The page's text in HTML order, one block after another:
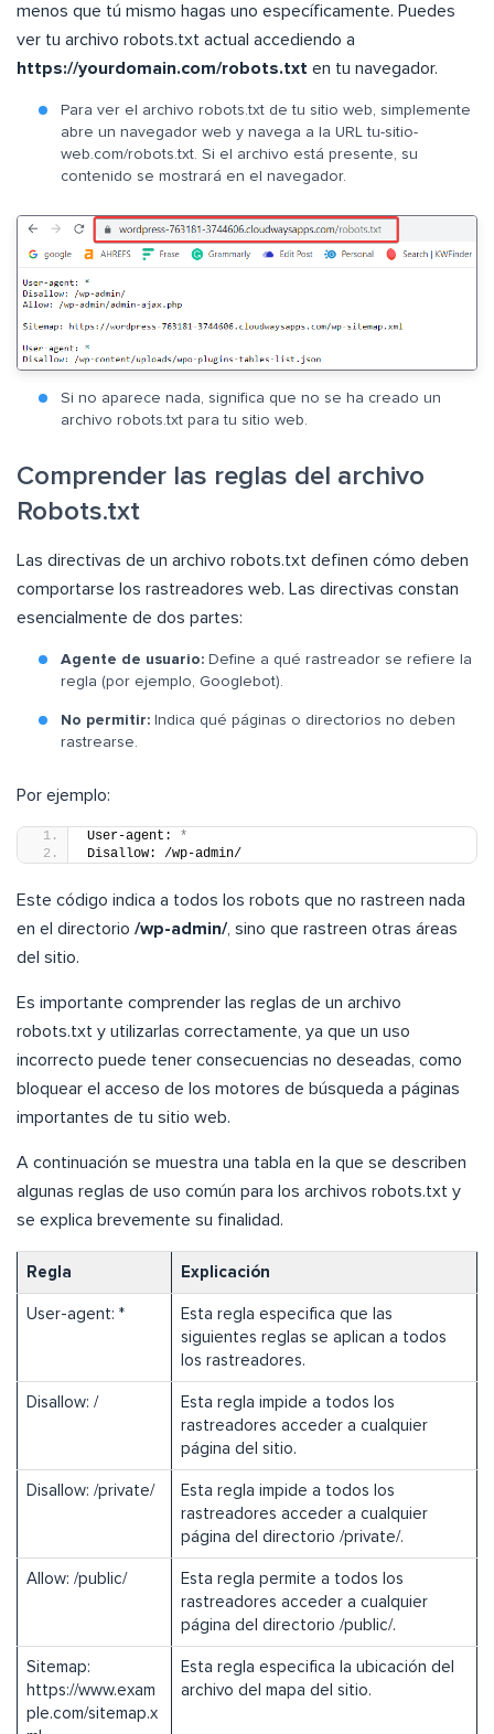
menos que tú mismo hagas uno específicamente. Puedes
ver tu archivo robots.txt actual accediendo a
https://yourdomain.com/robots.txt en tu navegador.
Para ver el archivo robots.txt de tu sitio web, simplemente
abre un navegador web y navega a la URL tu-sitio-
web.com/robots.txt. Si el archivo está presente, su
contenido se mostrará en el navegador.
Si no aparece nada, significa que no se ha creado un
archivo robots.txt para tu sitio web.
Comprender las reglas del archivo
Robots.txt
Las directivas de un archivo robots.txt definen cómo deben
comportarse los rastreadores web. Las directivas constan
esencialmente de dos partes:
Agente de usuario: Define a qué rastreador se refiere la
regla (por ejemplo, Googlebot).
No permitir: Indica qué páginas o directorios no deben
rastrearse.
Por ejemplo:
User-agent: *
Disallow: /wp-admin/
Este código indica a todos los robots que no rastreen nada
en el directorio /wp-admin/ , sino que rastreen otras áreas
del sitio.
Es importante comprender las reglas de un archivo
robots.txt y utilizarlas correctamente, ya que un uso
incorrecto puede tener consecuencias no deseadas, como
bloquear el acceso de los motores de búsqueda a páginas
importantes de tu sitio web.
A continuación se muestra una tabla en la que se describen
algunas reglas de uso común para los archivos robots.txt y
se explica brevemente su finalidad.
Regla Explicación
User-agent: *
Esta regla especifica que las
siguientes reglas se aplican a todos
los rastreadores.
Disallow: /
Esta regla impide a todos los
rastreadores acceder a cualquier
página del sitio.
Disallow: /private/
Esta regla impide a todos los
rastreadores acceder a cualquier
página del directorio /private/.
Allow: /public/
Esta regla permite a todos los
rastreadores acceder a cualquier
página del directorio /public/.
Sitemap:
https://www.exam
ple.com/sitemap.x
Esta regla especifica la ubicación del
archivo del mapa del sitio.